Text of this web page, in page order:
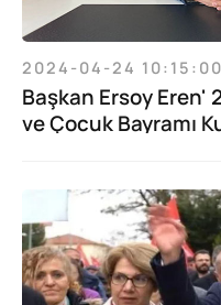
2024-04-24 10:15:00
Başkan Ersoy Eren'
ve Çocuk Bayramı